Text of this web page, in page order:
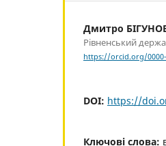
Дмитро
Рівненський
https://orcid.org/0000-
DOI: https://
Ключові слова: